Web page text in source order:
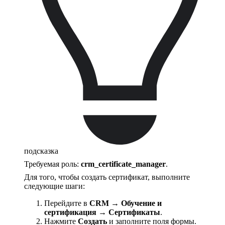
подсказка
Требуемая роль: crm_certificate_manager.
Для того, чтобы создать сертификат, выполните
следующие шаги:
Перейдите в CRM → Обучение и
сертификация → Сертификаты.
Нажмите Создать и заполните поля формы.